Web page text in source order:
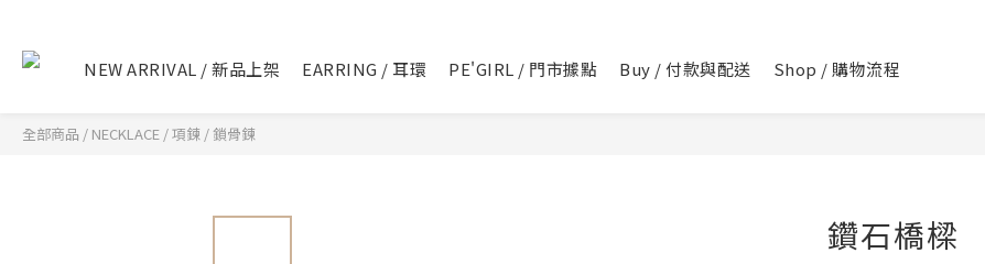
NEW ARRIVAL / 新品上架 EARRING / 耳環 PE'GIRL / 門市據點 Buy / 付款與配送 Shop / 購物流程
全部商品 / NECKLACE / 項鍊 /鎖骨鍊
鑽石橋樑